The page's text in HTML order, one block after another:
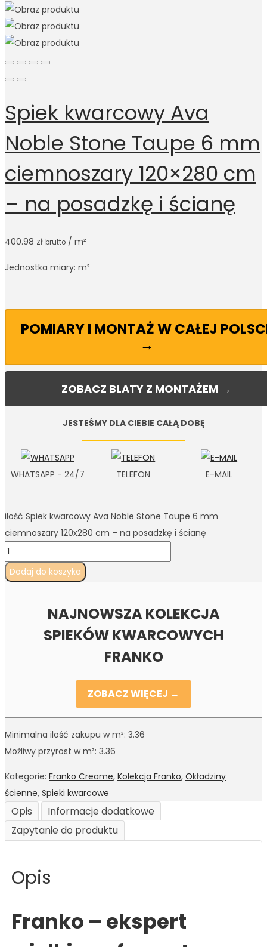
Spiek kwarcowy Ava
Noble Stone Taupe 6 mm
ciemnoszary 120×280 cm
– na posadzkę i ścianę
400.98 zł brutto / m²
Jednostka miary: m²
POMIARY I MONTAŻ W CAŁEJ
→
ZOBACZ BLATY Z MONTAŻEM →
JESTEŚMY DLA CIEBIE CAŁĄ DOBĘ
WHATSAPP - 24/7 TELEFON E-MAIL
ilość Spiek kwarcowy Ava Noble Stone Taupe 6 mm
ciemnoszary 120x280 cm – na posadzkę i ścianę
Dodaj do koszyka
NAJNOWSZA KOLEKCJA
SPIEKÓW KWARCOWYCH
FRANKO
ZOBACZ WIĘCEJ →
Minimalna ilość zakupu w m²: 3.36
Możliwy przyrost w m²: 3.36
Kategorie: Franko Creame, Kolekcja Franko, Okładziny
ścienne, Spieki kwarcowe
Opis
Informacje dodatkowe
Zapytanie do produktu
Opis
Franko – ekspert